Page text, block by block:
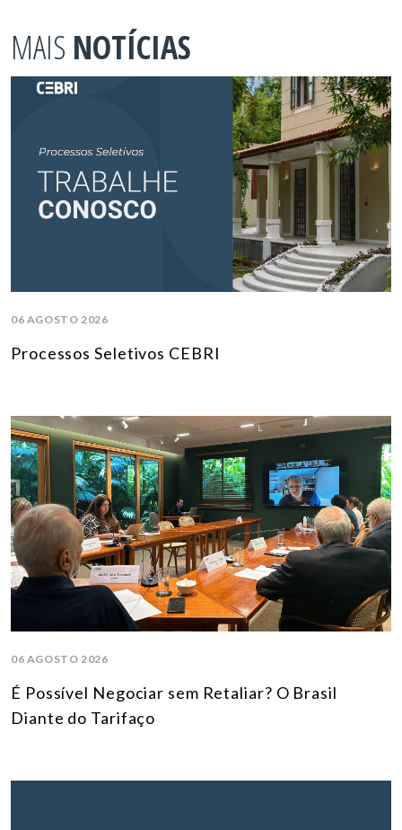
MAIS NOTÍCIAS
06 AGOSTO 2026
Processos Seletivos CEBRI
06 AGOSTO 2026
É Possível Negociar sem Retaliar? O Brasil
Diante do Tarifaço